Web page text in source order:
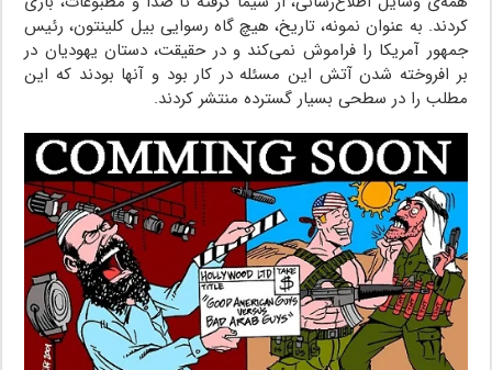
کردند. به عنوان نمونه، تاریخ، هیچ گاه رسوایی بیل کلینتون، رئیس
جمهور آمریکا را فراموش نمی‌کند و در حقیقت، دستان یهودیان در
بر افروخته شدن آتش این مسئله در کار بود و آنها بودند که این
مطلب را در سطحی بسیار گسترده منتشر کردند.